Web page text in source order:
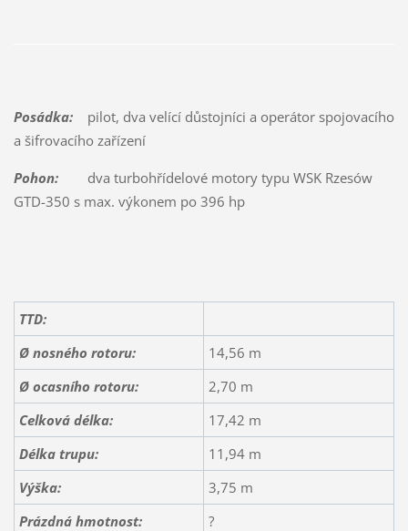
Posádka:pilot, dva velící důstojníci a operátor spojovacího
a šifrovacího zařízení
Pohon:dva turbohřídelové motory typu WSK Rzesów
GTD-350 s max. výkonem po 396 hp
TTD:
Ø nosného rotoru:
14,56 m
Ø ocasního rotoru:
2,70 m
Celková délka:
17,42 m
Délka trupu:
11,94 m
Výška:
3,75 m
Prázdná hmotnost:
?